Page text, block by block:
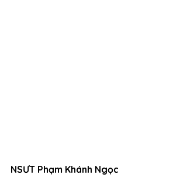
NSƯT Phạm Khánh Ngọc